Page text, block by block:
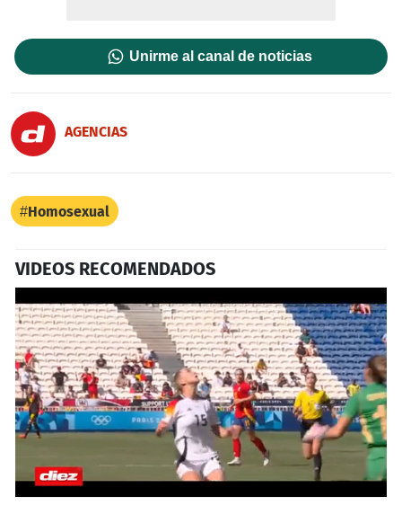
Unirme al canal de noticias
AGENCIAS
Homosexual
VIDEOS RECOMENDADOS